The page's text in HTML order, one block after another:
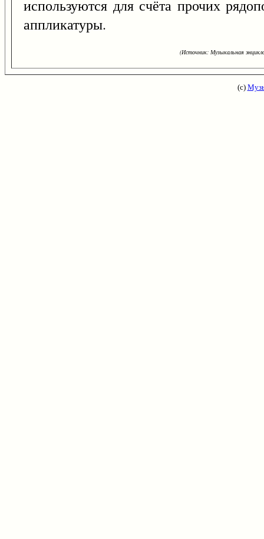
используются для счёта прочих
аппликатуры.
(Источник: Музыкальная
(с)